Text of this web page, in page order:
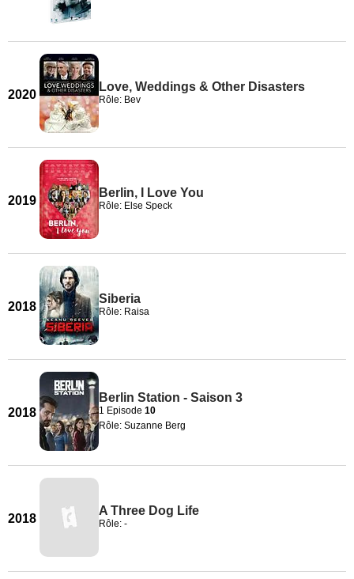
2020
Love, Weddings & Other Disasters
Rôle: Bev
2019
Berlin, I Love You
Rôle: Else Speck
2018
Siberia
Rôle: Raisa
2018
Berlin Station - Saison 3
1 Episode 10
Rôle: Suzanne Berg
2018
A Three Dog Life
Rôle: -